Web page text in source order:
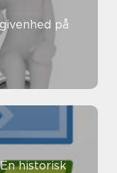
på
historisk